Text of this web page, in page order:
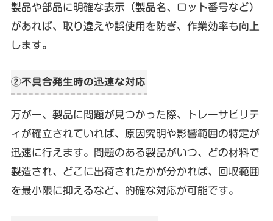
製品や部品に明確な表示（製品名、ロット番号など）
があれば、取り違えや誤使用を防ぎ、作業効率も向上
します。
②不具合発生時の迅速な対応
万が一、製品に問題が見つかった際、トレーサビリテ
ィが確立されていれば、原因究明や影響範囲の特定が
迅速に行えます。問題のある製品がいつ、どの材料で
製造され、どこに出荷されたかが分かれば、回収範囲
を最小限に抑えるなど、的確な対応が可能です。